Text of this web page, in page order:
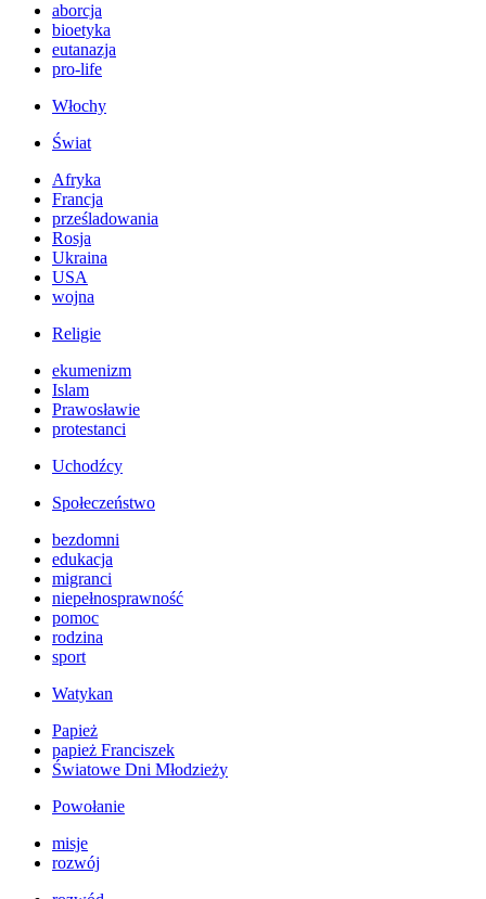
aborcja
bioetyka
eutanazja
pro-life
Włochy
Świat
Afryka
Francja
prześladowania
Rosja
Ukraina
USA
wojna
Religie
ekumenizm
Islam
Prawosławie
protestanci
Uchodźcy
Społeczeństwo
bezdomni
edukacja
migranci
niepełnosprawność
pomoc
rodzina
sport
Watykan
Papież
papież Franciszek
Światowe Dni Młodzieży
Powołanie
misje
rozwój